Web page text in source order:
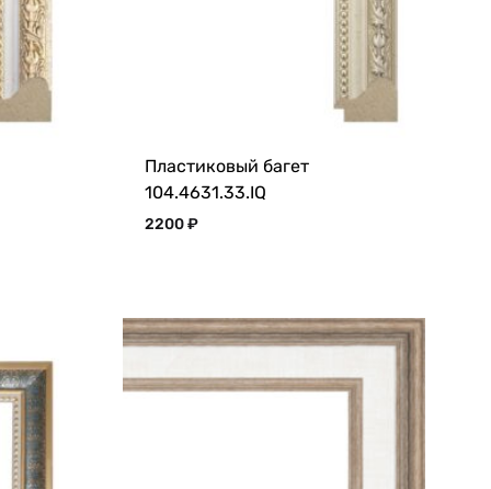
Пластиковый багет
104.4631.33.IQ
2200₽